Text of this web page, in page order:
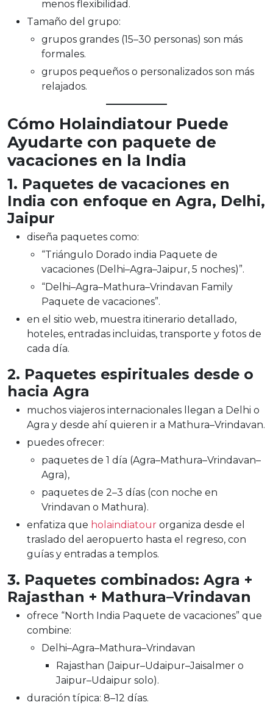
menos flexibilidad.
Tamaño del grupo:
grupos grandes (15–30 personas) son más
formales.
grupos pequeños o personalizados son más
relajados.
Cómo Holaindiatour Puede
Ayudarte con paquete de
vacaciones en la India
1. Paquetes de vacaciones en
India con enfoque en Agra, Delhi,
Jaipur
diseña paquetes como:
“Triángulo Dorado india Paquete de
vacaciones (Delhi–Agra–Jaipur, 5 noches)”.
“Delhi–Agra–Mathura–Vrindavan Family
Paquete de vacaciones”.
en el sitio web, muestra itinerario detallado,
hoteles, entradas incluidas, transporte y fotos de
cada día.
2. Paquetes espirituales desde o
hacia Agra
muchos viajeros internacionales llegan a Delhi o
Agra y desde ahí quieren ir a Mathura–Vrindavan.
puedes ofrecer:
paquetes de 1 día (Agra–Mathura–Vrindavan–
Agra),
paquetes de 2–3 días (con noche en
Vrindavan o Mathura).
enfatiza que holaindiatour organiza desde el
traslado del aeropuerto hasta el regreso, con
guías y entradas a templos.
3. Paquetes combinados: Agra +
Rajasthan + Mathura–Vrindavan
ofrece “North India Paquete de vacaciones” que
combine:
Delhi–Agra–Mathura–Vrindavan
Rajasthan (Jaipur–Udaipur–Jaisalmer o
Jaipur–Udaipur solo).
duración típica: 8–12 días.